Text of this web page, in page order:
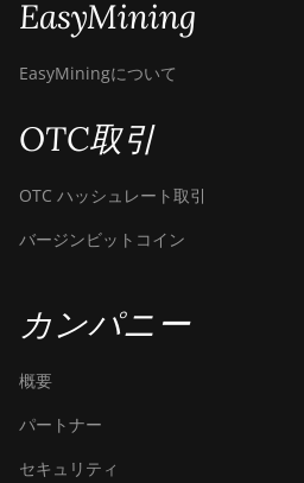
Bitdeer SealMiner A4
Bitdeer SealMiner DL1
Hydro
Bitmain Antminer AL1
Canaan Avalon A15-194T
Canaan Avalon A1566I
(282Th)
EasyMining
EasyMiningについて
OTC取引
OTC ハッシュレート取引
バージンビットコイン
カンパニー
概要
パートナー
セキュリティ